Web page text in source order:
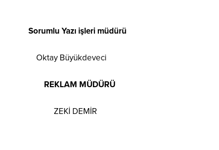
Sorumlu Yazı işleri müdürü
Oktay Büyükdeveci
REKLAM MÜDÜRÜ
ZEKİ DEMİR